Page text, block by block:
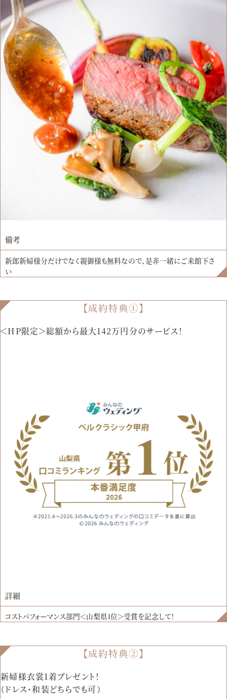
備考
新郎新婦様分だけでなく親御様も無料なので、是非一緒にご来館下さ
い
【成約特典①】
＜HP限定＞総額から最大142万円分のサービス！
詳細
コストパフォーマンス部門＜山梨県1位＞受賞を記念して！
【成約特典②】
新婦様衣裳1着プレゼント！
（ドレス・和装どちらでも可）